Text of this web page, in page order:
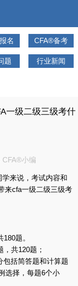
名 CFA®备考
题 行业新闻
一级二级三级考什
CFA®小编
来说，考试内容和
来cfa一级二级三级考
题。
共120题；
包括简答题和计算题
选择，每题6个小